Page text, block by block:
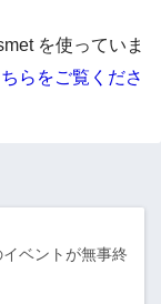
を使っていま
らをご覧くださ
ベントが無事終